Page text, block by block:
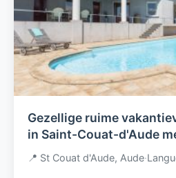
Gezellige ruime
in Saint-Couat-d'Aude
privézwembad
📍 St Couat d'Aude, Aude·